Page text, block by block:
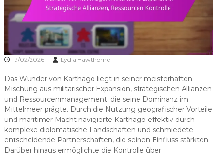
19/02/2026 Lydia Hawthorne
Das Wunder von Karthago liegt in seiner meisterhaften
Mischung aus militärischer Expansion, strategischen Allianzen
und Ressourcenmanagement, die seine Dominanz im
Mittelmeer prägte. Durch die Nutzung geografischer Vorteile
und maritimer Macht navigierte Karthago effektiv durch
komplexe diplomatische Landschaften und schmiedete
entscheidende Partnerschaften, die seinen Einfluss stärkten.
Darüber hinaus ermöglichte die Kontrolle über